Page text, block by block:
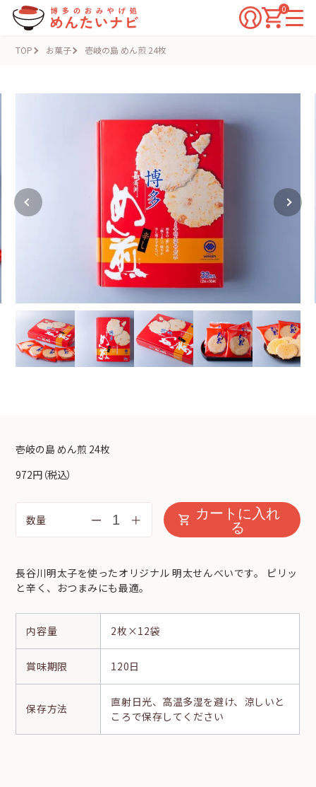
0
TOP お菓子 壱岐の島 めん煎 24枚
壱岐の島 めん煎 24枚
972円 （税込）
数量 ー ＋ カートに入れ
る
長谷川明太子を使ったオリジナル 明太せんべいです。 ピリッ
と辛く、おつまみにも最適。
内容量 2枚×12袋
賞味期限 120日
保存方法
直射日光、高温多湿を避け、涼しいと
ころで保存してください